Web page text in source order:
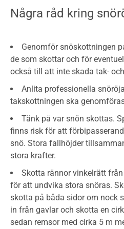
Några råd kring
Genomför snöskottningen
de som skottar och för
också till att inte skada tak-
Anlita professionella
takskottningen ska
Tänk på var snön skottas.
finns risk för att
snö. Stora fallhöjder
stora krafter.
Skotta rännor vinkelrätt
för att undvika stora snöras.
skotta på båda sidor om nock
in från gavlar och skotta en
sedan remsor med cirka 5 m